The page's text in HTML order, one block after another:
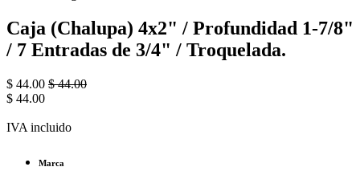
Caja (Chalupa) 4x2" / Profundidad 1-7/8"
/ 7 Entradas de 3/4" / Troquelada.
$ 44.00 $44.00
$ 44.00
IVA incluido
Marca